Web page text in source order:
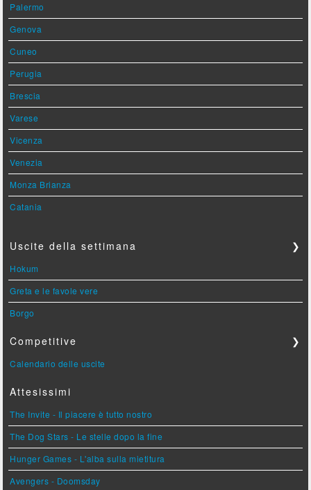
Palermo
Genova
Cuneo
Perugia
Brescia
Varese
Vicenza
Venezia
Monza Brianza
Catania
Uscite della settimana ❯
Hokum
Greta e le favole vere
Borgo
Competitive ❯
Calendario delle uscite
Attesissimi
The Invite - Il piacere è tutto nostro
The Dog Stars - Le stelle dopo la fine
Hunger Games - L'alba sulla mietitura
Avengers - Doomsday